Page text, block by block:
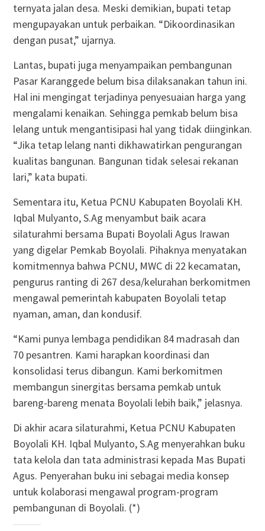
ternyata jalan desa. Meski demikian, bupati tetap
mengupayakan untuk perbaikan. “Dikoordinasikan
dengan pusat,” ujarnya.
Lantas, bupati juga menyampaikan pembangunan
Pasar Karanggede belum bisa dilaksanakan tahun ini.
Hal ini mengingat terjadinya penyesuaian harga yang
mengalami kenaikan. Sehingga pemkab belum bisa
lelang untuk mengantisipasi hal yang tidak diinginkan.
“Jika tetap lelang nanti dikhawatirkan pengurangan
kualitas bangunan. Bangunan tidak selesai rekanan
lari,” kata bupati.
Sementara itu, Ketua PCNU Kabupaten Boyolali KH.
Iqbal Mulyanto, S.Ag menyambut baik acara
silaturahmi bersama Bupati Boyolali Agus Irawan
yang digelar Pemkab Boyolali. Pihaknya menyatakan
komitmennya bahwa PCNU, MWC di 22 kecamatan,
pengurus ranting di 267 desa/kelurahan berkomitmen
mengawal pemerintah kabupaten Boyolali tetap
nyaman, aman, dan kondusif.
“Kami punya lembaga pendidikan 84 madrasah dan
70 pesantren. Kami harapkan koordinasi dan
konsolidasi terus dibangun. Kami berkomitmen
membangun sinergitas bersama pemkab untuk
bareng-bareng menata Boyolali lebih baik,” jelasnya.
Di akhir acara silaturahmi, Ketua PCNU Kabupaten
Boyolali KH. Iqbal Mulyanto, S.Ag menyerahkan buku
tata kelola dan tata administrasi kepada Mas Bupati
Agus. Penyerahan buku ini sebagai media konsep
untuk kolaborasi mengawal program-program
pembangunan di Boyolali. (*)